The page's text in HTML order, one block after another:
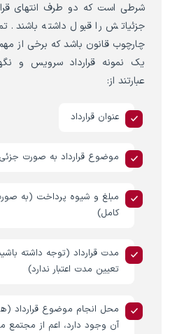
شرطی است که دو طرف انتهای
جزئیاتش را قبول داشته باشند.
چارچوب قانون باشد که برخی از
یک نمونه قرارداد سرویس و
عبارتند از:
عنوان قرارداد
موضوع قرارداد به صورت
مبلغ و شیوه پرداخت (به
کامل)
مدت قرارداد (توجه داشته
تعیین مدت اعتبار ندارد)
محل انجام موضوع قرارداد
آن وجود دارد، اعم از مجتمع